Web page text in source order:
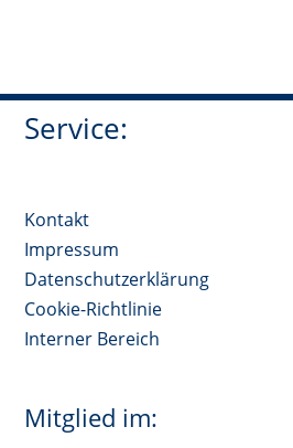
Service:
Kontakt
Impressum
Datenschutzerklärung
Cookie-Richtlinie
Interner Bereich
Mitglied im: